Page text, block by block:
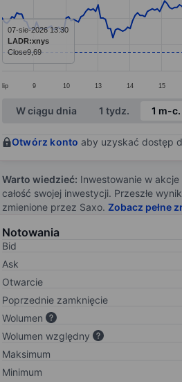
The chart has 1 Y axis displaying
lip 9 10 13 14 15
07-sie-2026 13:30
LADR:xnys
Close9,69
End of interactive chart.
W ciągu dnia 1 tydz. 1 m-c.
Otwórz konto aby uzyskać dostęp
Warto wiedzieć: Inwestowanie w
całość swojej inwestycji. Przeszłe
zmienione przez Saxo. Zobacz pełne
Notowania
Bid
Ask
Otwarcie
Poprzednie zamknięcie
Wolumen
Wolumen względny
Maksimum
Minimum